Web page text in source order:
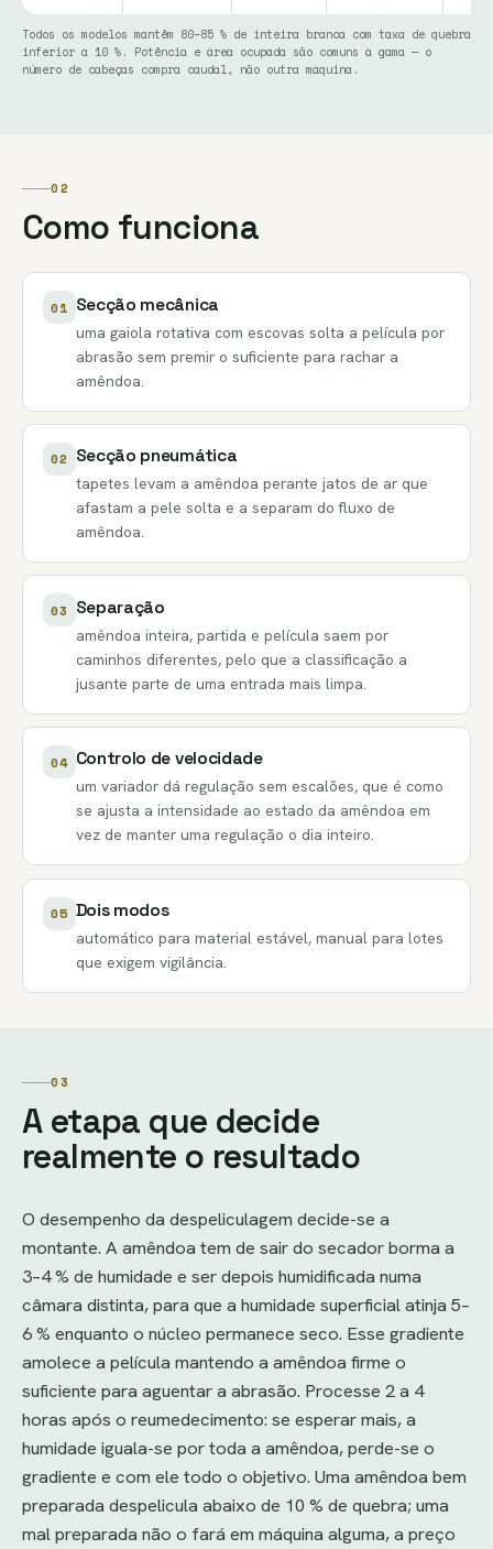
Todos os modelos mantêm 80–85 % de inteira branca com taxa de quebra
inferior a 10 %. Potência e área ocupada são comuns à gama — o
número de cabeças compra caudal, não outra máquina.
02
Como funciona
01 Secção mecânica
uma gaiola rotativa com escovas solta a película por
abrasão sem premir o suficiente para rachar a
amêndoa.
02 Secção pneumática
tapetes levam a amêndoa perante jatos de ar que
afastam a pele solta e a separam do fluxo de
amêndoa.
03 Separação
amêndoa inteira, partida e película saem por
caminhos diferentes, pelo que a classificação a
jusante parte de uma entrada mais limpa.
04 Controlo de velocidade
um variador dá regulação sem escalões, que é como
se ajusta a intensidade ao estado da amêndoa em
vez de manter uma regulação o dia inteiro.
05 Dois modos
automático para material estável, manual para lotes
que exigem vigilância.
03
A etapa que decide
realmente o resultado
O desempenho da despeliculagem decide-se a
montante. A amêndoa tem de sair do secador borma a
3–4 % de humidade e ser depois humidificada numa
câmara distinta, para que a humidade superficial atinja 5–
6 % enquanto o núcleo permanece seco. Esse gradiente
amolece a película mantendo a amêndoa firme o
suficiente para aguentar a abrasão. Processe 2 a 4
horas após o reumedecimento: se esperar mais, a
humidade iguala-se por toda a amêndoa, perde-se o
gradiente e com ele todo o objetivo. Uma amêndoa bem
preparada despelicula abaixo de 10 % de quebra; uma
mal preparada não o fará em máquina alguma, a preço